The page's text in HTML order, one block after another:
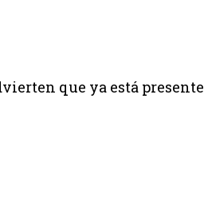
que ya está presente